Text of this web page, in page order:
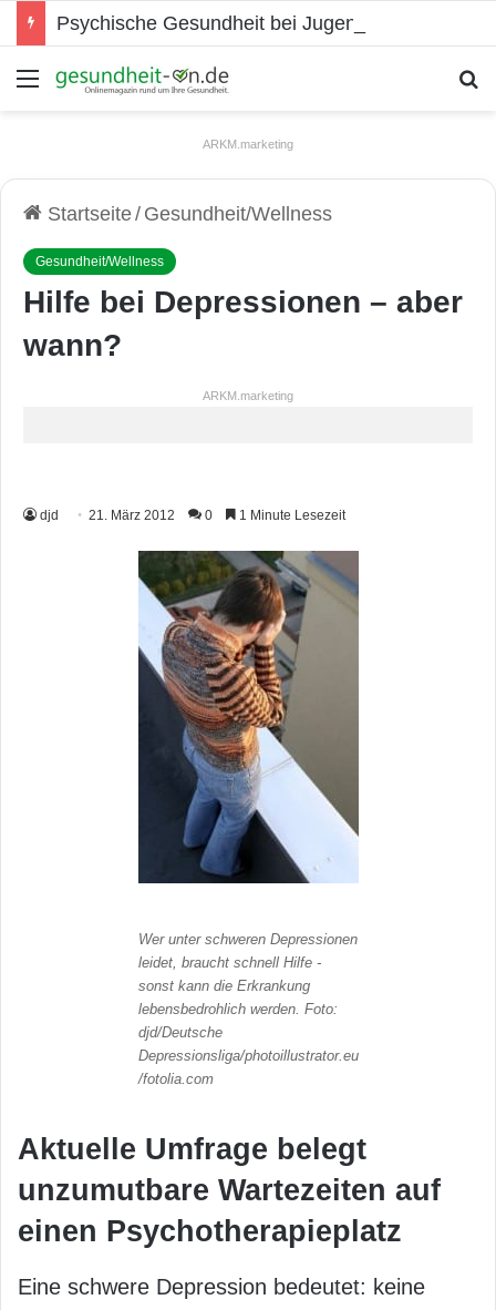
Psychische Gesundheit bei Jugendlichen
Menü
ARKM.marketing
Startseite/ Gesundheit/Wellness
Gesundheit/Wellness
Hilfe bei Depressionen – aber
wann?
ARKM.marketing
djd 21. März 2012 0 1 Minute Lesezeit
Wer unter schweren Depressionen
leidet, braucht schnell Hilfe -
sonst kann die Erkrankung
lebensbedrohlich werden. Foto:
djd/Deutsche
Depressionsliga/photoillustrator.eu
/fotolia.com
Aktuelle Umfrage belegt
unzumutbare Wartezeiten auf
einen Psychotherapieplatz
Eine schwere Depression bedeutet: keine